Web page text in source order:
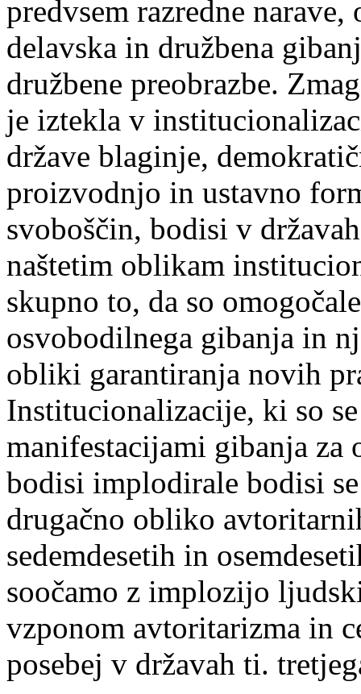
predvsem razredne
delavska in družbena
družbene preobrazbe.
je iztekla v
države blaginje,
proizvodnjo in ustavno
svoboščin, bodisi v
naštetim oblikam
skupno to, da so
osvobodilnega gibanja in
obliki garantiranja novih
Institucionalizacije, ki so
manifestacijami gibanja za
bodisi implodirale bodisi
drugačno obliko
sedemdesetih in
soočamo z implozijo
vzponom avtoritarizma in
posebej v državah ti.